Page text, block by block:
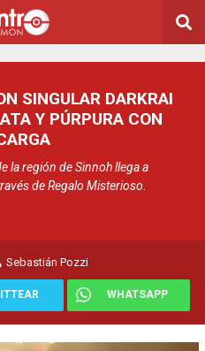
SINGULAR DARKRAI
Y PÚRPURA CON
la región de Sinnoh llega a
de Regalo Misterioso.
Sebastián Pozzi
WHATSAPP